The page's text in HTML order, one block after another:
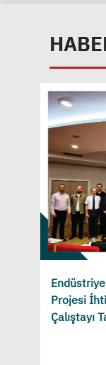
Projesi
Çalıştayı